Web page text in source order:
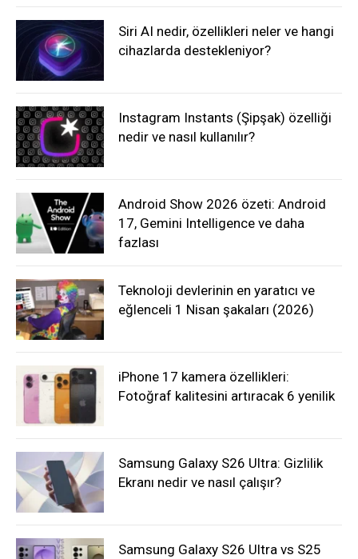
Siri AI nedir, özellikleri neler ve hangi
cihazlarda destekleniyor?
Instagram Instants (Şipşak) özelliği
nedir ve nasıl kullanılır?
Android Show 2026 özeti: Android
17, Gemini Intelligence ve daha
fazlası
Teknoloji devlerinin en yaratıcı ve
eğlenceli 1 Nisan şakaları (2026)
iPhone 17 kamera özellikleri:
Fotoğraf kalitesini artıracak 6 yenilik
Samsung Galaxy S26 Ultra: Gizlilik
Ekranı nedir ve nasıl çalışır?
Samsung Galaxy S26 Ultra vs S25